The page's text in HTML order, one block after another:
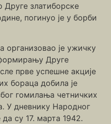
Друге златиборске
погинуо је у борби
је ужичку
Друге
прве успешне акције
бораца добила је
гомилања четничких
У дневнику Народног
су 17. марта 1942.